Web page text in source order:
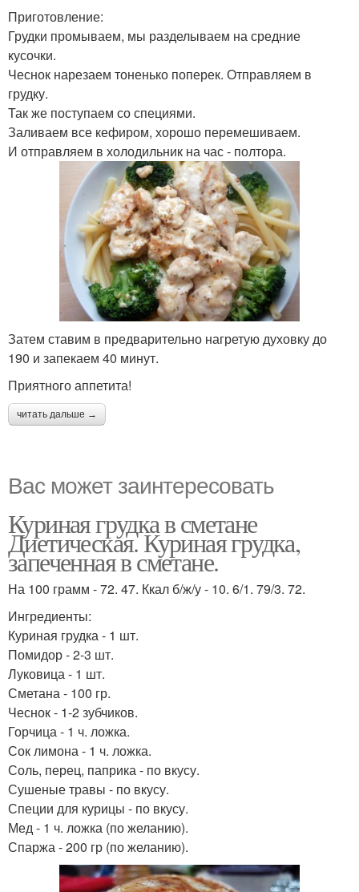
Приготовление:
Грудки промываем, мы разделываем на средние
кусочки.
Чеснок нарезаем тоненько поперек. Отправляем в
грудку.
Так же поступаем со специями.
Заливаем все кефиром, хорошо перемешиваем.
И отправляем в холодильник на час - полтора.
Затем ставим в предварительно нагретую духовку до
190 и запекаем 40 минут.
Приятного аппетита!
читать дальше →
Вас может заинтересовать
Куриная грудка в сметане
Диетическая. Куриная грудка,
запеченная в сметане.
На 100 грамм - 72. 47. Ккал б/ж/у - 10. 6/1. 79/3. 72.
Ингредиенты:
Куриная грудка - 1 шт.
Помидор - 2-3 шт.
Луковица - 1 шт.
Сметана - 100 гр.
Чеснок - 1-2 зубчиков.
Горчица - 1 ч. ложка.
Сок лимона - 1 ч. ложка.
Соль, перец, паприка - по вкусу.
Сушеные травы - по вкусу.
Специи для курицы - по вкусу.
Мед - 1 ч. ложка (по желанию).
Спаржа - 200 гр (по желанию).